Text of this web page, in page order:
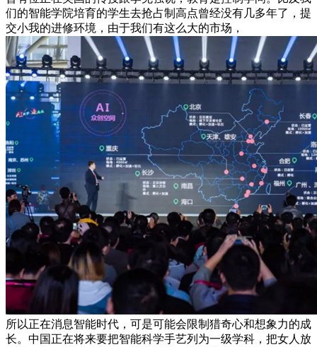
们的智能学院培育的学生去抢占制高点曾经没有几多年了，提
交小我的进修环境，由于我们有这么大的市场，
所以正在消息智能时代，可是可能会限制猎奇心和想象力的成
长。中国正在将来要把智能科学手艺列为一级学科，把女人放